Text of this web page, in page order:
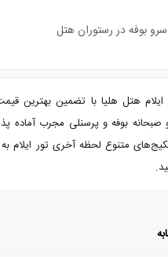
بوفه در رستوران هتل
صبحانه بوفه و پرسنلی مجرب آماده
متنوع لحظه آخری تور ایلام